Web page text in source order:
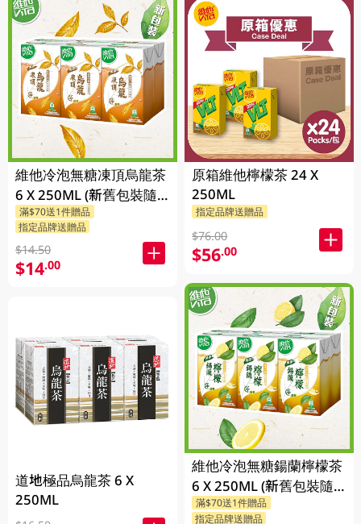
維他冷泡無糖凍頂烏龍茶
6 X 250ML (新舊包裝隨
機發貨)
滿$70送1件贈品
指定品牌送贈品
$14.50
$14.00
道地極品烏龍茶 6 X
250ML
原箱維他檸檬茶 24 X
250ML
指定品牌送贈品
$76.00
$56.00
維他冷泡無糖鍚蘭檸檬茶
6 X 250ML (新舊包裝隨
機發貨)
滿$70送1件贈品
指定品牌送贈品